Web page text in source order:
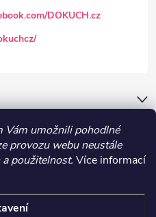
Vám umožnili pohodlné
provozu webu neustále
použitelnost. Více informací
DOKUCH.cz